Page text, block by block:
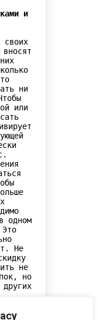
и
своих
ни
или
одном
Не
не
но